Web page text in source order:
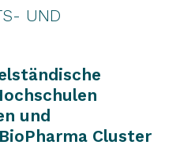
UND
und
Cluster